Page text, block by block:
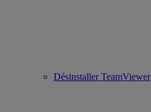
Désinstaller TeamViewer